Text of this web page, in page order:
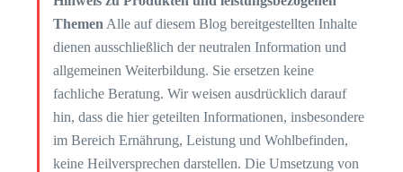
Themen Alle auf diesem Blog bereitgestellten Inhalte
dienen ausschließlich der neutralen Information und
allgemeinen Weiterbildung. Sie ersetzen keine
fachliche Beratung. Wir weisen ausdrücklich darauf
hin, dass die hier geteilten Informationen, insbesondere
im Bereich Ernährung, Leistung und Wohlbefinden,
keine Heilversprechen darstellen. Die Umsetzung von